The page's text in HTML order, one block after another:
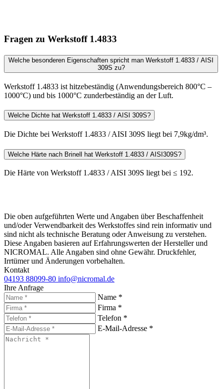
Fragen zu Werkstoff 1.4833
Welche besonderen Eigenschaften spricht man Werkstoff 1.4833 / AISI
309S zu?
Werkstoff 1.4833 ist hitzebeständig (Anwendungsbereich 800°C –
1000°C) und bis 1000°C zunderbeständig an der Luft.
Welche Dichte hat Werkstoff 1.4833 / AISI 309S?
Die Dichte bei Werkstoff 1.4833 / AISI 309S liegt bei 7,9kg/dm³.
Welche Härte nach Brinell hat Werkstoff 1.4833 / AISI309S?
Die Härte von Werkstoff 1.4833 / AISI 309S liegt bei ≤ 192.
Die oben aufgeführten Werte und Angaben über Beschaffenheit
und/oder Verwendbarkeit des Werkstoffes sind rein informativ und
sind nicht als technische Beratung oder Anweisung zu verstehen.
Diese Angaben basieren auf Erfahrungswerten der Hersteller und
NICROMAL. Alle Angaben sind ohne Gewähr. Druckfehler,
Irrtümer und Änderungen vorbehalten.
Kontakt
04193 88099-80 info@nicromal.de
Ihre Anfrage
Name *
Firma *
Telefon *
E-Mail-Adresse *